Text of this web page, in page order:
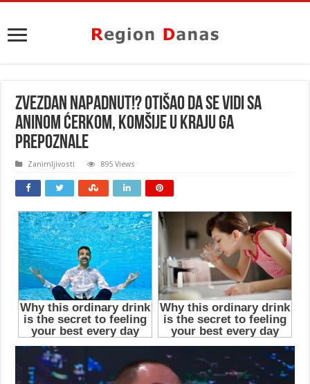
ZVEZDAN NAPADNUT!? Otišao da se vidi sa
Aninom ćerkom, komšije u kraju ga
prepoznale
Zanimljivosti 895 Views